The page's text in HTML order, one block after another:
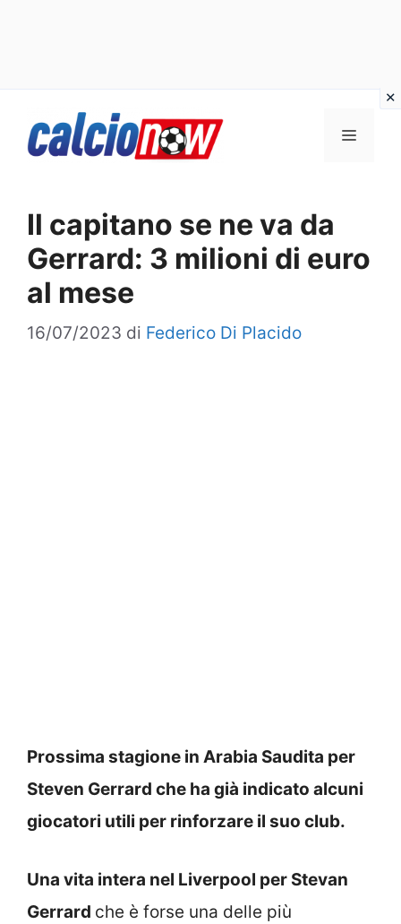
Menu
Il capitano se ne va da
Gerrard: 3 milioni di euro
al mese
16/07/2023 di Federico Di Placido
Prossima stagione in Arabia Saudita per
Steven Gerrard che ha già indicato alcuni
giocatori utili per rinforzare il suo club.
Una vita intera nel Liverpool per Stevan
Gerrard che è forse una delle più